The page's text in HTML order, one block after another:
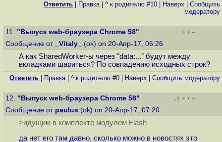
Ответить Правка| ^ к родителю #10 Наверх
Cообщить
модератору
11. "Выпуск web-браузера Chrome 58" + / –
Сообщение от
_Vitaly_ (ok) on 20-Апр-17, 06:26
А как SharedWorker-ы через "data:..." будут между
вкладками шариться? По совпадению исходных строк?
Ответить Правка| ^ к родителю #0 Наверх Cообщить модератору
12. "Выпуск web-браузера Chrome 58" –2 + / –
Сообщение от paulus (ok) on 20-Апр-17, 07:20
>идущим в комплекте модулем Flash
да нет его там давно, сколько можно в новостях это